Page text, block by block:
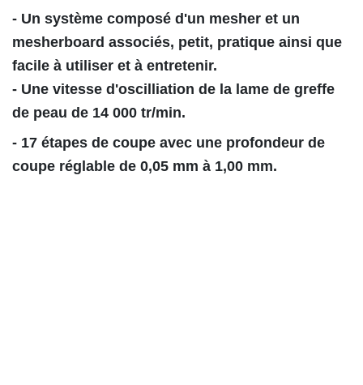
- Un système composé d'un mesher et un
mesherboard associés, petit, pratique ainsi que
facile à utiliser et à entretenir.
- Une vitesse d'oscilliation de la lame de greffe
de peau de 14 000 tr/min.
- 17 étapes de coupe avec une profondeur de
coupe réglable de 0,05 mm à 1,00 mm.